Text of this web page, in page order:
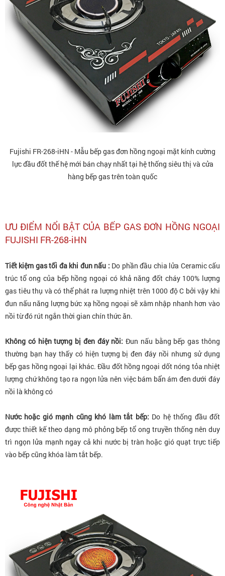
Fujishi FR-268-iHN - Mẫu bếp gas đơn hồng ngoại mặt kính cường
lực đầu đốt thế hệ mới bán chạy nhất tại hệ thống siêu thị và cửa
hàng bếp gas trên toàn quốc
ƯU ĐIỂM NỔI BẬT CỦA BẾP GAS ĐƠN HỒNG NGOẠI
FUJISHI FR-268-iHN
Tiết kiệm gas tối đa khi đun nấu : Do phần đầu chia lửa Ceramic cấu
trúc tổ ong của bếp hồng ngoại có khả năng đốt cháy 100% lượng
gas tiêu thụ và có thể phát ra lượng nhiệt trên 1000 độ C bởi vậy khi
đun nấu năng lượng bức xạ hồng ngoại sẽ xâm nhập nhanh hơn vào
nồi từ đó rút ngắn thời gian chín thức ăn.
Không có hiện tượng bị đen đáy nồi:Đun nấu bằng bếp gas thông
thường bạn hay thấy có hiện tượng bị đen đáy nồi nhưng sử dụng
bếp gas hồng ngoại lại khác. Đầu đốt hồng ngoại dốt nóng tỏa nhiệt
lượng chứ không tạo ra ngọn lửa nên việc bám bẩn ám đen dưới đáy
nồi là không có
Nước hoặc gió mạnh cũng khó làm tắt bếp: Do hệ thống đầu đốt
được thiết kế theo dạng mô phỏng bếp tổ ong truyền thống nên duy
trì ngọn lửa mạnh ngay cả khi nước bị tràn hoặc gió quạt trực tiếp
vào bếp cũng khóa làm tắt bếp.